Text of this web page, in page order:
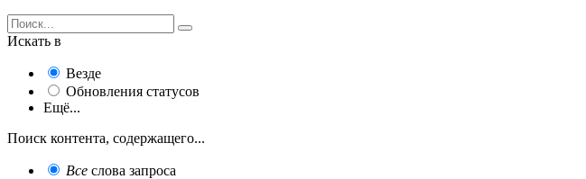
Искать в
Везде
Обновления статусов
Ещё...
Поиск контента, содержащего...
Все слова запроса